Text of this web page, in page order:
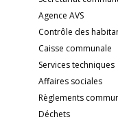
Agence AVS
Contrôle des
Caisse communale
Services techniques
Affaires sociales
Règlements
Déchets